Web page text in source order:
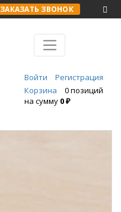
ЗАКАЗАТЬ ЗВОНОК
Войти
Регистрация
Корзина
0 позиций
на сумму 0 ₽